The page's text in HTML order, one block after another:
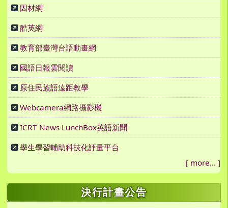
因材網
酷英網
教育部臺灣台語動畫網
國語日報雲閱讀
原住民族語遠距教學
Webcamera網路攝影機
ICRT News LunchBox英語新聞
學生學習輔助科技化評量平台
[ more... ]
決行計畫公告